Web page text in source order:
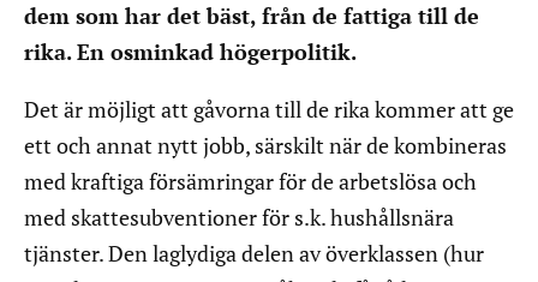
dem som har det bäst, från de fattiga till de
rika. En osminkad högerpolitik.
Det är möjligt att gåvorna till de rika kommer att ge
ett och annat nytt jobb, särskilt när de kombineras
med kraftiga försämringar för de arbetslösa och
med skattesubventioner för s.k. hushållsnära
tjänster. Den laglydiga delen av överklassen (hur